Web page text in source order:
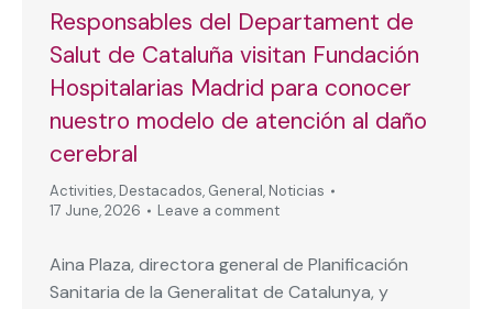
Responsables del Departament de
Salut de Cataluña visitan Fundación
Hospitalarias Madrid para conocer
nuestro modelo de atención al daño
cerebral
Activities, Destacados, General, Noticias
17 June, 2026
Leave a comment
Aina Plaza, directora general de Planificación
Sanitaria de la Generalitat de Catalunya, y